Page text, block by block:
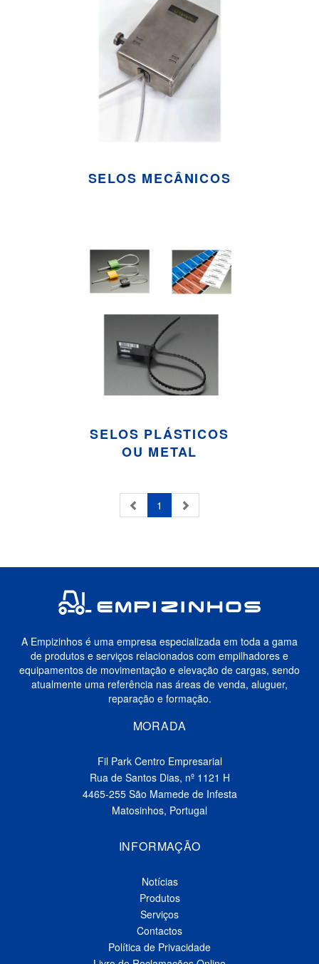
SELOS MECÂNICOS
SELOS PLÁSTICOS
OU METAL
1
A Empizinhos é uma empresa especializada em toda a gama
de produtos e serviços relacionados com empilhadores e
equipamentos de movimentação e elevação de cargas, sendo
atualmente uma referência nas áreas de venda, aluguer,
reparação e formação.
MORADA
Fil Park Centro Empresarial
Rua de Santos Dias, nº 1121 H
4465-255 São Mamede de Infesta
Matosinhos, Portugal
INFORMAÇÃO
Notícias
Produtos
Serviços
Contactos
Política de Privacidade